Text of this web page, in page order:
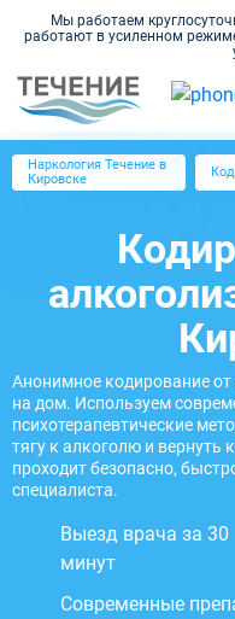
Мы работаем
работают в усиленном
Наркология Течение в
Кировске
Анонимное кодирование
на дом. Используем
психотерапевтические
тягу к алкоголю и
проходит безопасно,
специалиста.
Выезд врача за 30
минут
Современные